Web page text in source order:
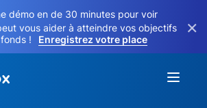
démo en de 30 minutes pour voir
vous aider à atteindre vos objectifs
!
Enregistrez votre place
×